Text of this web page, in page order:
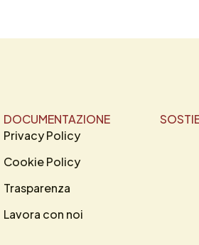
DOCUMENTAZIONE
Privacy Policy
Cookie Policy
Trasparenza
Lavora con noi